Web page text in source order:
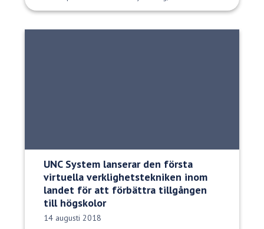
UNC System lanserar den första
virtuella verklighetstekniken inom
landet för att förbättra tillgången
till högskolor
Publiceringsdatum:
14 augusti 2018